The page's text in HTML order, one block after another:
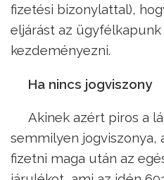
fizetési bizonylattal),
eljárást az
kezdeményezni.
Ha nincs jogviszony
Akinek azért piros a
semmilyen jogviszonya,
fizetni maga után az